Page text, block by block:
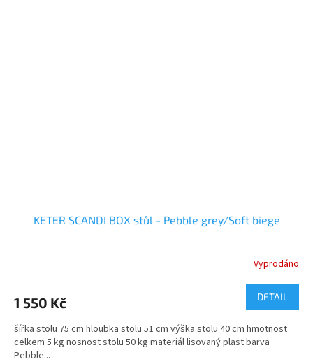
KETER SCANDI BOX stůl - Pebble grey/Soft biege
Vyprodáno
1 550 Kč DETAIL
šířka stolu 75 cm hloubka stolu 51 cm výška stolu 40 cm hmotnost
celkem 5 kg nosnost stolu 50 kg materiál lisovaný plast barva
Pebble...